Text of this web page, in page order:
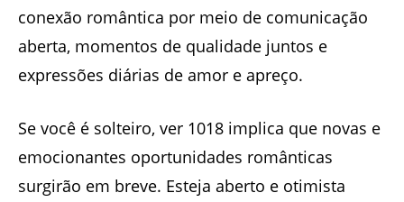
conexão romântica por meio de comunicação
aberta, momentos de qualidade juntos e
expressões diárias de amor e apreço.
Se você é solteiro, ver 1018 implica que novas e
emocionantes oportunidades românticas
surgirão em breve. Esteja aberto e otimista